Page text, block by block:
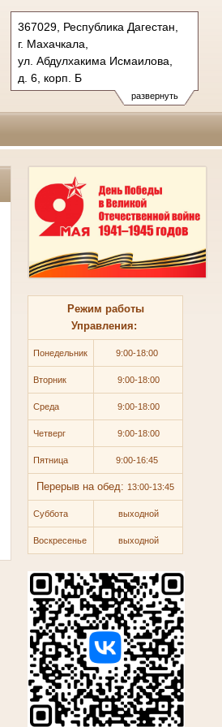
развернуть
367029, Республика Дагестан,
г. Махачкала,
ул. Абдулхакима Исмаилова,
д. 6, корп. Б
Тел.: (8722) 63-84-00
usd.dag@sudrf.ru
Режим работы
Управления:
Понедельник 9:00-18:00
Вторник 9:00-18:00
Среда 9:00-18:00
Четверг 9:00-18:00
Пятница 9:00-16:45
Перерыв на обед: 13:00-13:45
Суббота выходной
Воскресенье выходной